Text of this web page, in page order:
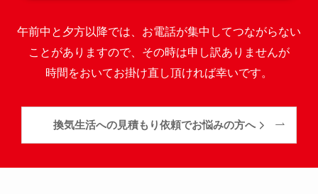
午前中と夕方以降では、お電話が集中してつながらない
ことがありますので、その時は申し訳ありませんが
時間をおいてお掛け直し頂ければ幸いです。
換気生活への見積もり依頼でお悩みの方へ